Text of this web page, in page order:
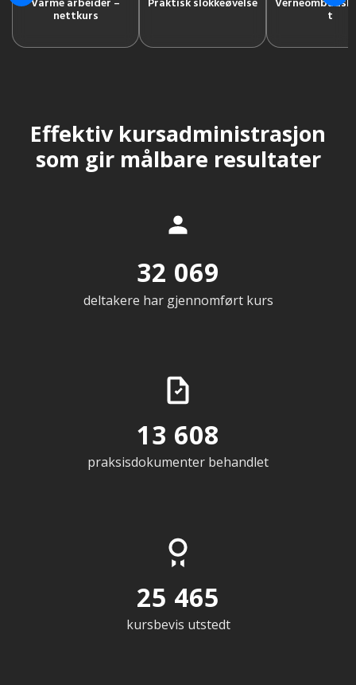
nettkurs t
Effektiv kursadministrasjon
som gir målbare resultater
32 069
deltakere har gjennomført kurs
13 608
praksisdokumenter behandlet
25 465
kursbevis utstedt